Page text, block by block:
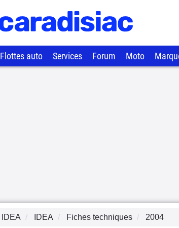
Flottes auto Services Forum Moto
IDEA IDEA Fiches techniques 2004